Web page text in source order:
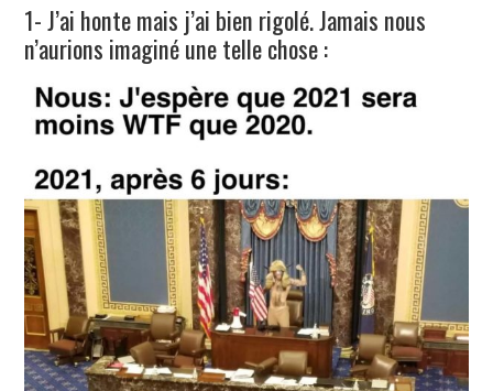
1- J’ai honte mais j’ai bien rigolé. Jamais nous
n’aurions imaginé une telle chose :